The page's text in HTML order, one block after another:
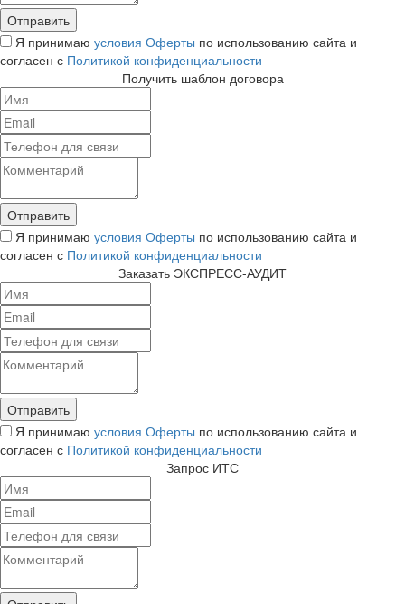
Я принимаю условия Оферты по использованию сайта и
согласен с Политикой конфиденциальности
Получить шаблон договора
Я принимаю условия Оферты по использованию сайта и
согласен с Политикой конфиденциальности
Заказать ЭКСПРЕСС-АУДИТ
Я принимаю условия Оферты по использованию сайта и
согласен с Политикой конфиденциальности
Запрос ИТС